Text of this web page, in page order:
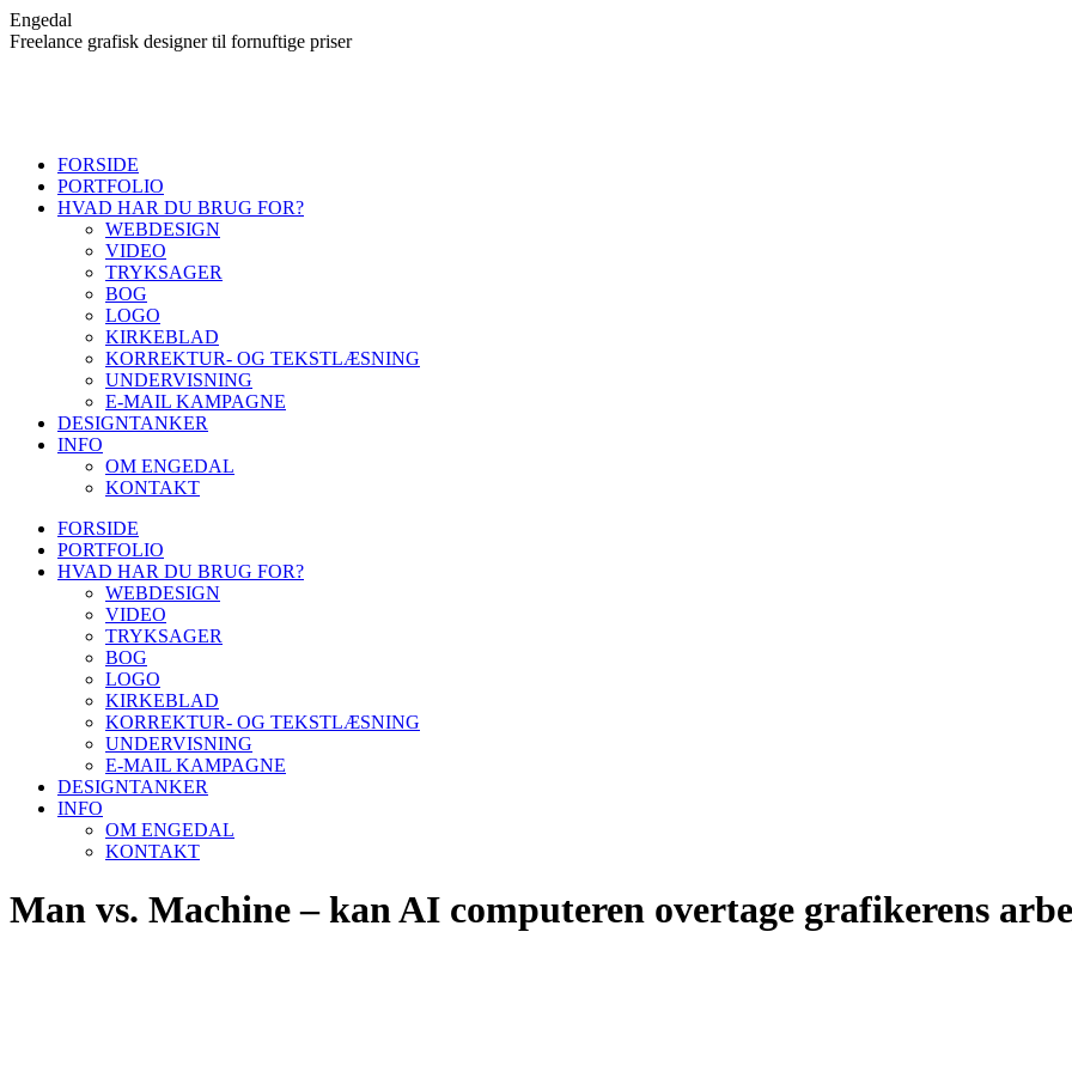
Skip
to
Engedal
Freelance grafisk designer til fornuftige priser
FORSIDE
PORTFOLIO
HVAD HAR DU BRUG FOR?
WEBDESIGN
VIDEO
TRYKSAGER
BOG
LOGO
KIRKEBLAD
KORREKTUR- OG TEKSTLÆSNING
UNDERVISNING
E-MAIL KAMPAGNE
DESIGNTANKER
INFO
OM ENGEDAL
KONTAKT
FORSIDE
PORTFOLIO
HVAD HAR DU BRUG FOR?
WEBDESIGN
VIDEO
TRYKSAGER
BOG
LOGO
KIRKEBLAD
KORREKTUR- OG TEKSTLÆSNING
UNDERVISNING
E-MAIL KAMPAGNE
DESIGNTANKER
INFO
OM ENGEDAL
KONTAKT
Man vs. Machine – kan AI computeren overtage grafikerens